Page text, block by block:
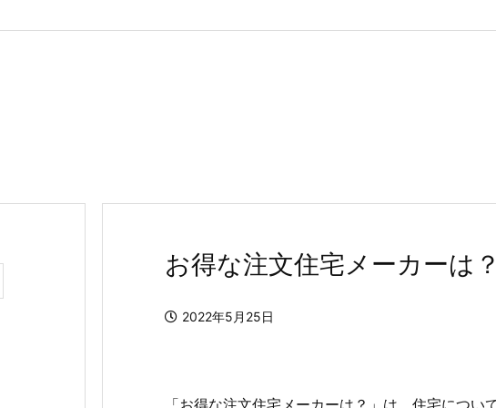
お得な注文住宅メーカーは？
2022年5月25日
「お得な注文住宅メーカーは？」は、住宅につい